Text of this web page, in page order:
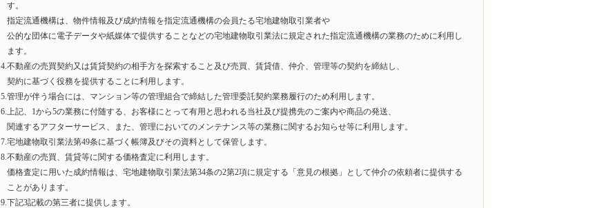
す。
指定流通機構は、物件情報及び成約情報を指定流通機構の会員たる宅地建物取引業者や
公的な団体に電子データや紙媒体で提供することなどの宅地建物取引業法に規定された指定流通機構の業務のために利用し
ます。
4.不動産の売買契約又は賃貸契約の相手方を探索すること及び売買、賃貸借、仲介、管理等の契約を締結し、
契約に基づく役務を提供することに利用します。
5.管理が伴う場合には、マンション等の管理組合で締結した管理委託契約業務履行のため利用します。
6.上記、 1から5の業務に付随する、お客様にとって有用と思われる当社及び提携先のご案内や商品の発送、
関連するアフターサービス、また、管理においてのメンテナンス等の業務に関するお知らせ等に利用します。
7.宅地建物取引業法第49条に基づく帳簿及びその資料として保管します。
8.不動産の売買、賃貸等に関する価格査定に利用します。
価格査定に用いた成約情報は、宅地建物取引業法第34条の2第2項に規定する「意見の根拠」として仲介の依頼者に提供する
ことがあります。
9.下記3記載の第三者に提供します。